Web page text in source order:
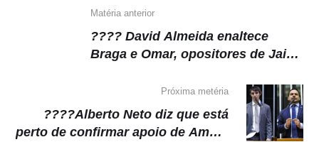
Matéria anterior
???? David Almeida enaltece
Braga e Omar, opositores de Jair
Próxima metéria
????Alberto Neto diz que está
perto de confirmar apoio de Amom